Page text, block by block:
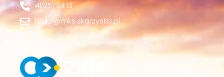
41 251 34 13
biuro@mks.skarzysko.pl